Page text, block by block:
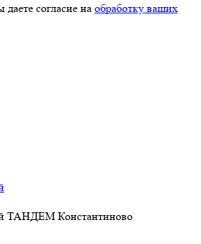
согласие на обработку ваших
ТАНДЕМ Константиново